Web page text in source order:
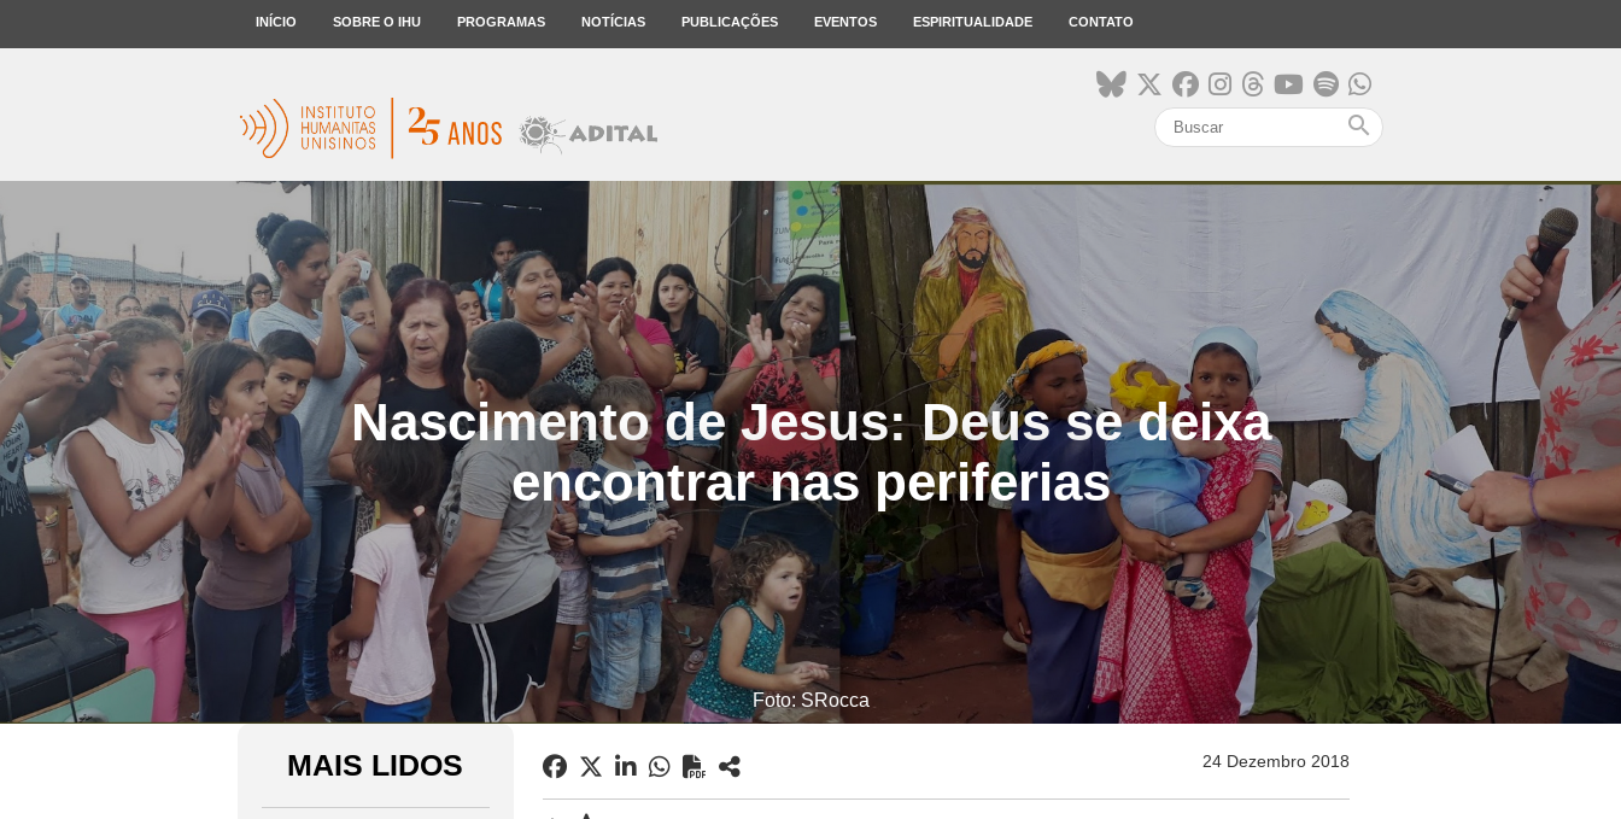
INÍCIO SOBRE O IHU PROGRAMAS NOTÍCIAS PUBLICAÇÕES EVENTOS ESPIRITUALIDADE CONTATO
search
Nascimento de Jesus: Deus se deixa
encontrar nas periferias
Foto: SRocca
MAIS LIDOS 24 Dezembro 2018